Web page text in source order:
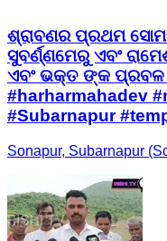
ଶ୍ରାବଣର ପ୍ରଥମ
ସୁବର୍ଣ୍ଣମେରୁ ଏବଂ
ଏବଂ ଭକ୍ତ ଙ୍କ ପ୍ରବଳ
#harharmahadev
#Subarnapur
Sonapur, Subarnapur